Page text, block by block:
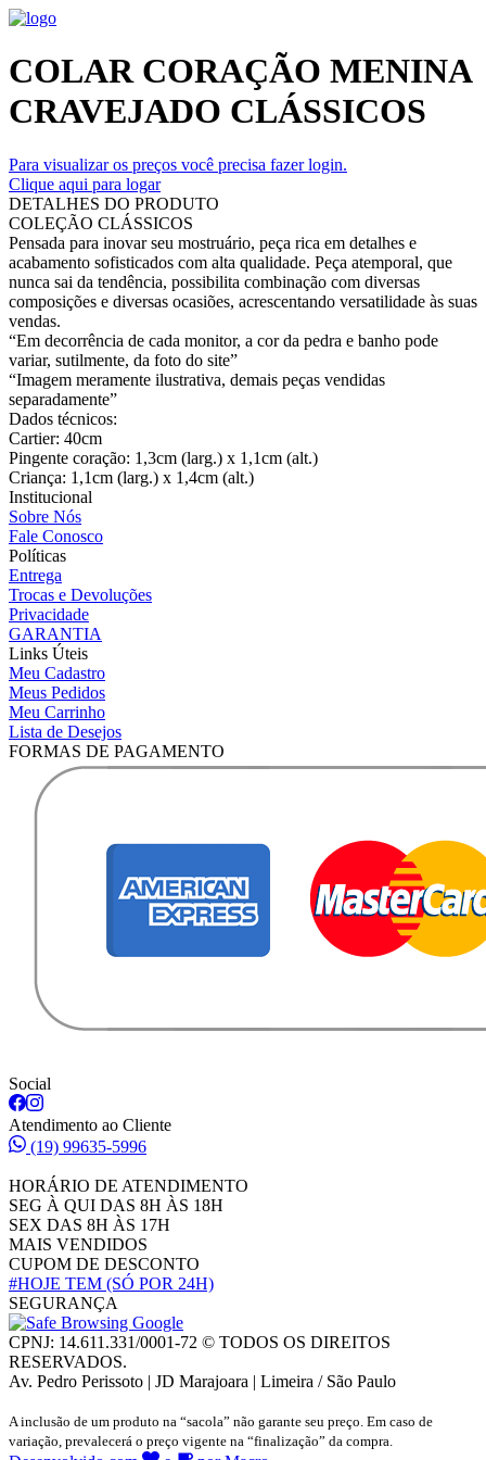
COLAR CORAÇÃO MENINA
CRAVEJADO CLÁSSICOS
Para visualizar os preços você precisa fazer login.
Clique aqui para logar
DETALHES DO PRODUTO
COLEÇÃO CLÁSSICOS
Pensada para inovar seu mostruário, peça rica em detalhes e
acabamento sofisticados com alta qualidade. Peça atemporal, que
nunca sai da tendência, possibilita combinação com diversas
composições e diversas ocasiões, acrescentando versatilidade às suas
vendas.
“Em decorrência de cada monitor, a cor da pedra e banho pode
variar, sutilmente, da foto do site”
“Imagem meramente ilustrativa, demais peças vendidas
separadamente”
Dados técnicos:
Cartier: 40cm
Pingente coração: 1,3cm (larg.) x 1,1cm (alt.)
Criança: 1,1cm (larg.) x 1,4cm (alt.)
Institucional
Sobre Nós
Fale Conosco
Políticas
Entrega
Trocas e Devoluções
Privacidade
GARANTIA
Links Úteis
Meu Cadastro
Meus Pedidos
Meu Carrinho
Lista de Desejos
FORMAS DE PAGAMENTO
Social
Atendimento ao Cliente
(19) 99635-5996
HORÁRIO DE ATENDIMENTO
SEG À QUI DAS 8H ÀS 18H
SEX DAS 8H ÀS 17H
MAIS VENDIDOS
CUPOM DE DESCONTO
#HOJE TEM (SÓ POR 24H)
SEGURANÇA
CPNJ: 14.611.331/0001-72 © TODOS OS DIREITOS
RESERVADOS.
Av. Pedro Perissoto | JD Marajoara | Limeira / São Paulo
A inclusão de um produto na “sacola” não garante seu preço. Em caso de
variação, prevalecerá o preço vigente na “finalização” da compra.